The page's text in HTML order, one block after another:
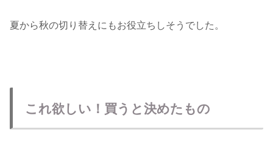
夏から秋の切り替えにもお役立ちしそうでした。
これ欲しい！買うと決めたもの